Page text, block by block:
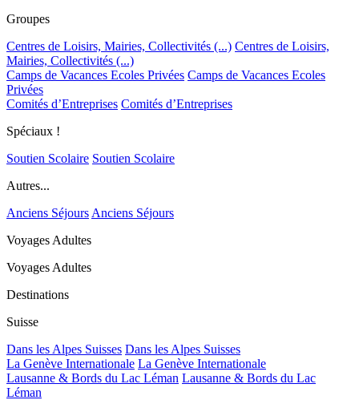
Groupes
Centres de Loisirs, Mairies, Collectivités (...) Centres de Loisirs,
Mairies, Collectivités (...)
Camps de Vacances Ecoles Privées Camps de Vacances Ecoles
Privées
Comités d’Entreprises Comités d’Entreprises
Spéciaux !
Soutien Scolaire Soutien Scolaire
Autres...
Anciens SéjoursAnciens Séjours
Voyages Adultes
Voyages Adultes
Destinations
Suisse
Dans les Alpes Suisses Dans les Alpes Suisses
La Genève Internationale La Genève Internationale
Lausanne & Bords du Lac Léman Lausanne & Bords du Lac
Léman